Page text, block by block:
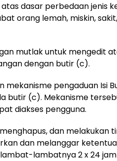
dasar perbedaan jenis
orang lemah, miskin,
mutlak untuk mengedit
dengan butir (c).
mekanisme pengaduan Isi
butir (c). Mekanisme
diakses pengguna.
dan melakukan
dan melanggar
lambatnya 2 x 24